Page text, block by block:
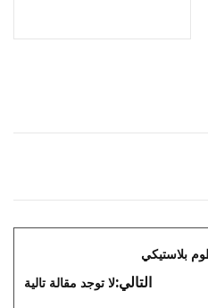
التالي:لا توجد مقالة تالية